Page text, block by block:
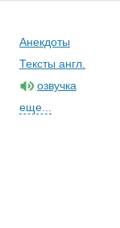
Анекдоты
Тексты англ.
озвучка
еще...